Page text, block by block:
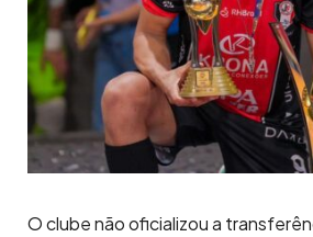
O clube não oficializou a